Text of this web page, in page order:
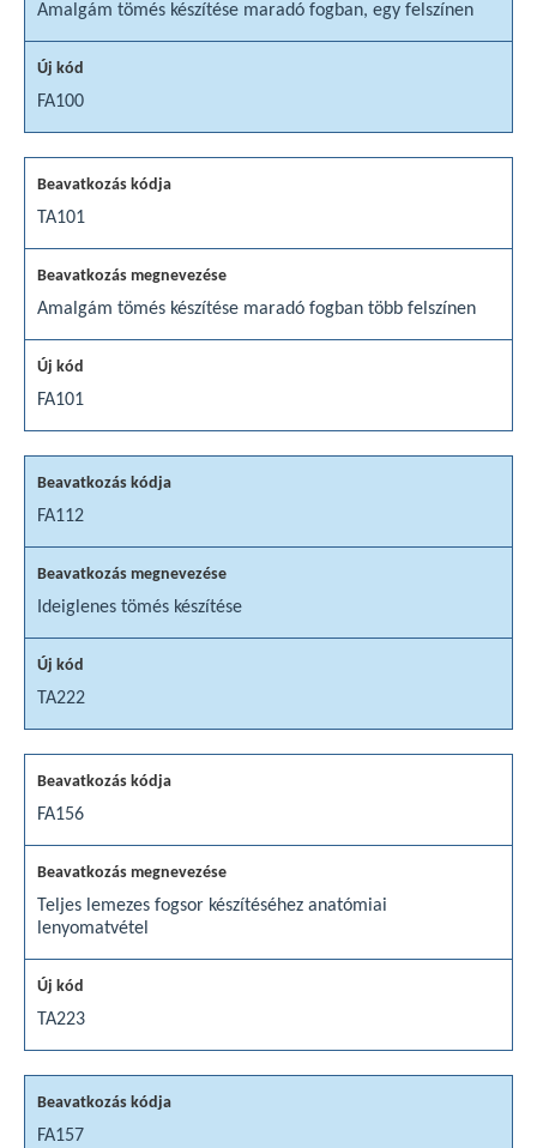
Amalgám tömés készítése maradó fogban, egy felszínen
FA100
TA101
Amalgám tömés készítése maradó fogban több felszínen
FA101
FA112
Ideiglenes tömés készítése
TA222
FA156
Teljes lemezes fogsor készítéséhez anatómiai
lenyomatvétel
TA223
FA157